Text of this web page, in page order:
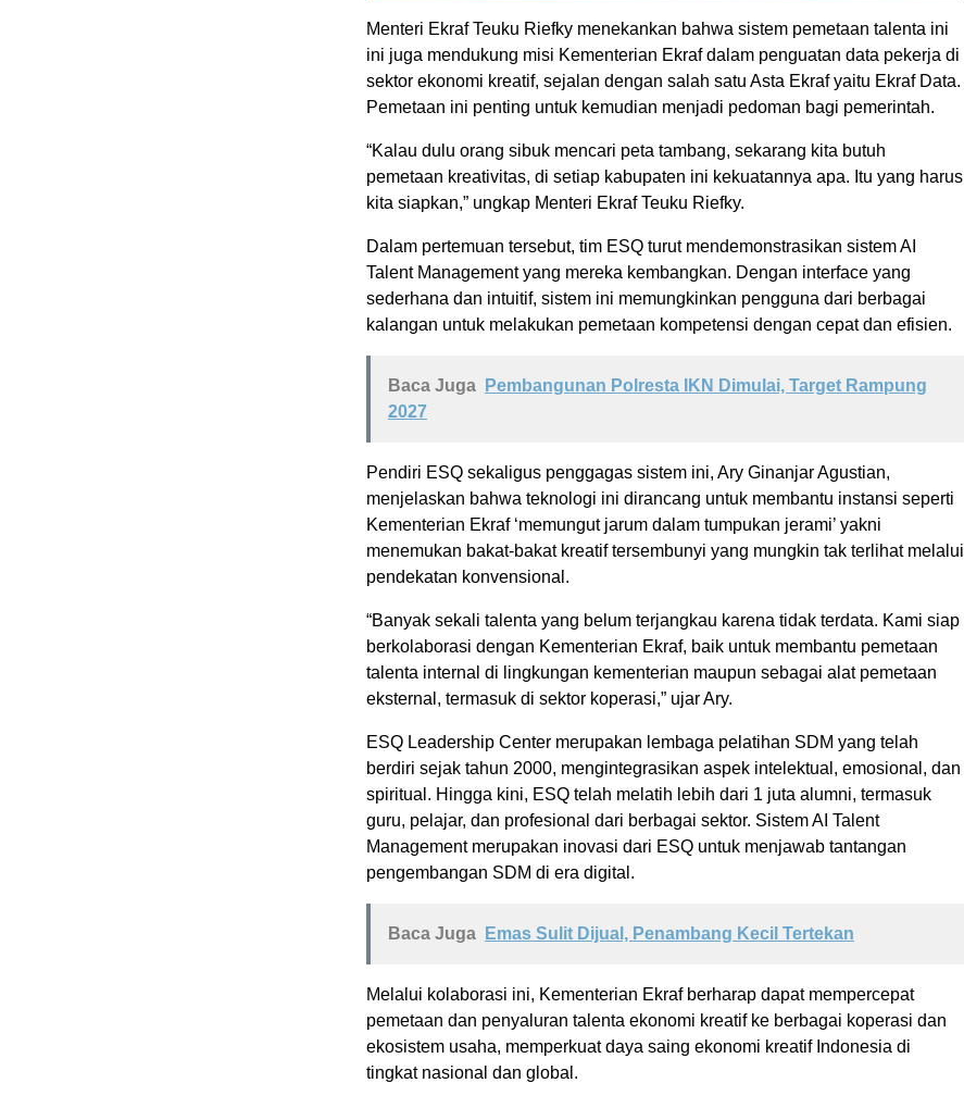
Menteri Ekraf Teuku Riefky menekankan bahwa sistem pemetaan talenta ini
ini juga mendukung misi Kementerian Ekraf dalam penguatan data pekerja di
sektor ekonomi kreatif, sejalan dengan salah satu Asta Ekraf yaitu Ekraf Data.
Pemetaan ini penting untuk kemudian menjadi pedoman bagi pemerintah.
“Kalau dulu orang sibuk mencari peta tambang, sekarang kita butuh
pemetaan kreativitas, di setiap kabupaten ini kekuatannya apa. Itu yang harus
kita siapkan,” ungkap Menteri Ekraf Teuku Riefky.
Dalam pertemuan tersebut, tim ESQ turut mendemonstrasikan sistem AI
Talent Management yang mereka kembangkan. Dengan interface yang
sederhana dan intuitif, sistem ini memungkinkan pengguna dari berbagai
kalangan untuk melakukan pemetaan kompetensi dengan cepat dan efisien.
Baca Juga
Pembangunan Polresta IKN Dimulai, Target Rampung
2027
Pendiri ESQ sekaligus penggagas sistem ini, Ary Ginanjar Agustian,
menjelaskan bahwa teknologi ini dirancang untuk membantu instansi seperti
Kementerian Ekraf ‘memungut jarum dalam tumpukan jerami’ yakni
menemukan bakat-bakat kreatif tersembunyi yang mungkin tak terlihat melalui
pendekatan konvensional.
“Banyak sekali talenta yang belum terjangkau karena tidak terdata. Kami siap
berkolaborasi dengan Kementerian Ekraf, baik untuk membantu pemetaan
talenta internal di lingkungan kementerian maupun sebagai alat pemetaan
eksternal, termasuk di sektor koperasi,” ujar Ary.
ESQ Leadership Center merupakan lembaga pelatihan SDM yang telah
berdiri sejak tahun 2000, mengintegrasikan aspek intelektual, emosional, dan
spiritual. Hingga kini, ESQ telah melatih lebih dari 1 juta alumni, termasuk
guru, pelajar, dan profesional dari berbagai sektor. Sistem AI Talent
Management merupakan inovasi dari ESQ untuk menjawab tantangan
pengembangan SDM di era digital.
Baca Juga Emas Sulit Dijual, Penambang Kecil Tertekan
Melalui kolaborasi ini, Kementerian Ekraf berharap dapat mempercepat
pemetaan dan penyaluran talenta ekonomi kreatif ke berbagai koperasi dan
ekosistem usaha, memperkuat daya saing ekonomi kreatif Indonesia di
tingkat nasional dan global.